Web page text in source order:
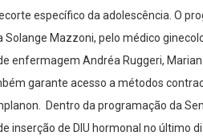
específico da adolescência. O
Mazzoni, pelo médico
enfermagem Andréa Ruggeri,
garante acesso a métodos
Dentro da programação da
inserção de DIU hormonal no último